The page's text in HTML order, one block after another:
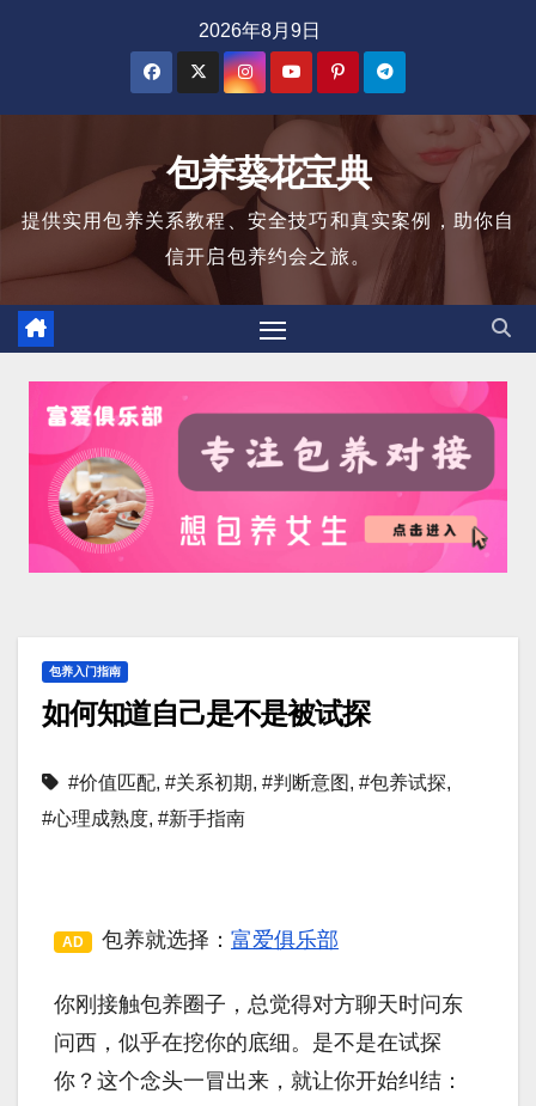
2026年8月9日
包养葵花宝典
提供实用包养关系教程、安全技巧和真实案例，助你自
信开启包养约会之旅。
包养入门指南
如何知道自己是不是被试探
#价值匹配, #关系初期, #判断意图 , #包养试探,
#心理成熟度, #新手指南
AD 包养就选择： 富爱俱乐部
你刚接触包养圈子，总觉得对方聊天时问东
问西，似乎在挖你的底细。是不是在试探
你？这个念头一冒出来，就让你开始纠结：